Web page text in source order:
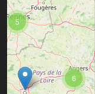
6
5